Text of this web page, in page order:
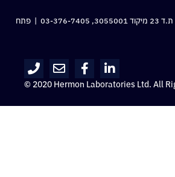
03-376-7405 | פתח
© 2020 Hermon Laboratories Ltd. All